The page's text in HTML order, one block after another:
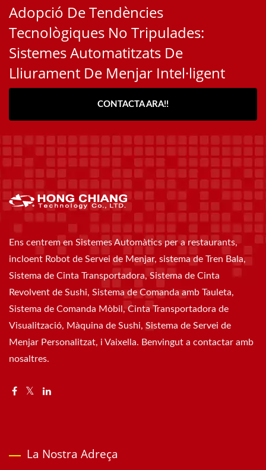
Adopció De Tendències
Tecnològiques No Tripulades:
Sistemes Automatitzats De
Lliurament De Menjar Intel·ligent
CONTACTA ARA!!
Ens centrem en Sistemes Automàtics per a restaurants,
incloent Robot de Servei de Menjar, sistema de Tren Bala,
Sistema de Cinta Transportadora, Sistema de Cinta
Revolvent de Sushi, Sistema de Comanda amb Tauleta,
Sistema de Comanda Mòbil, Cinta Transportadora de
Visualització, Màquina de Sushi, Sistema de Servei de
Menjar Personalitzat, i Vaixella. Benvingut a contactar amb
nosaltres.
La Nostra Adreça